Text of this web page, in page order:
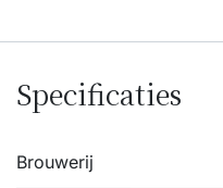
Specificaties
Brouwerij